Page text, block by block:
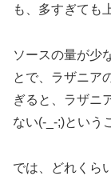
も、多すぎても
ソースの量が少
とで、ラザニア
ぎると、ラザニ
ない(-_-;)という
では、どれくら